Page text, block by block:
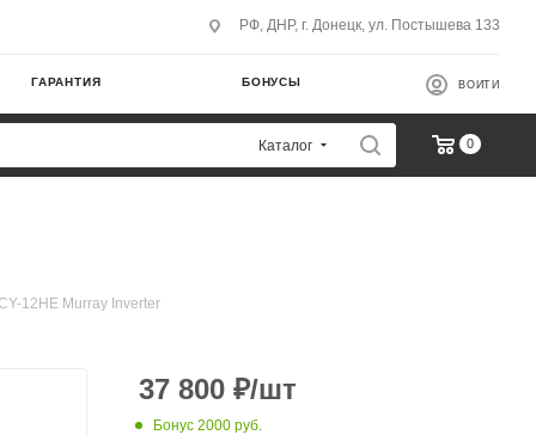
РФ, ДНР, г. Донецк, ул. Постышева 133
ГАРАНТИЯ БОНУСЫ ВОЙТИ
Каталог 0
12HE Murray Inverter
37 800 ₽/шт
Бонус 2000 руб.